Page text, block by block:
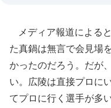
メディア報道による
た真鍋は無言で会見場
かったのだろう。だが
い。広陵は直接プロに
てプロに行く選手が多